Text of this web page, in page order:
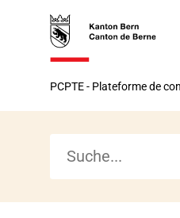
navigation
contenu
page
la
page
PCPTE - Plateforme de